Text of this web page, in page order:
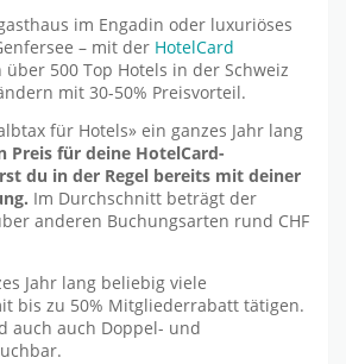
im Engadin oder luxuriöses
– mit der HotelCard
500 Top Hotels in der Schweiz
mit 30-50% Preisvorteil.
für Hotels» ein ganzes Jahr lang
Preis für deine HotelCard-
du in der Regel bereits mit deiner
Im Durchschnitt beträgt der
anderen Buchungsarten rund CHF
Jahr lang beliebig viele
bis zu 50% Mitgliederrabatt tätigen.
auch auch Doppel- und